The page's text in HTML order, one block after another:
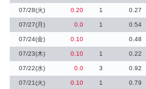
07/28(火) 0.20 1 0.27
07/27(月) 0.0 1 0.54
07/24(金) 0.10 0.48
07/23(木) 0.10 1 0.22
07/22(水) 0.0 3 0.92
07/21(火) 0.10 1 0.79